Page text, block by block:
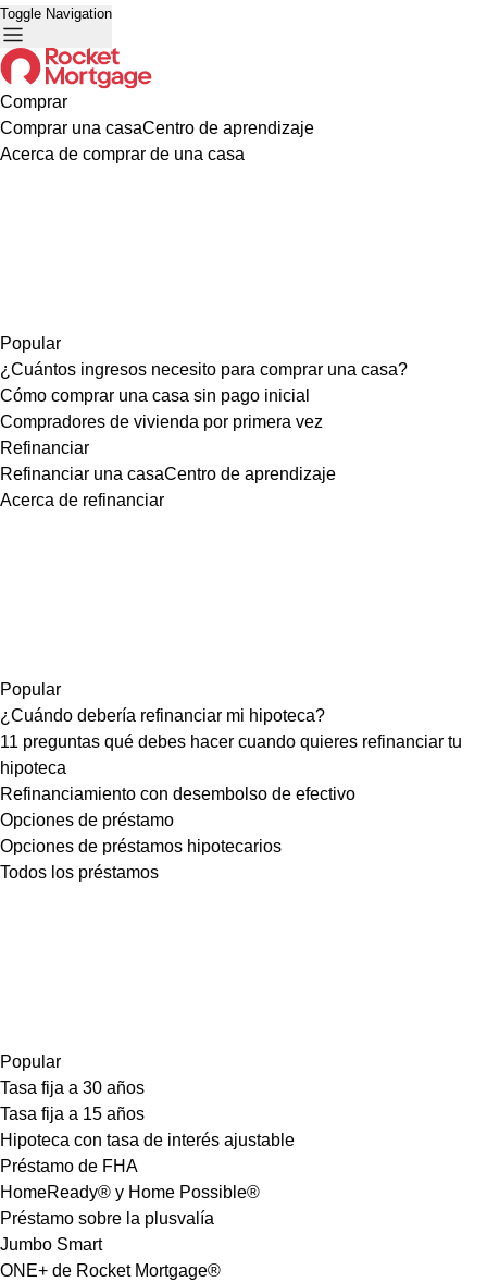
Toggle Navigation
Comprar
Comprar una casaCentro de aprendizaje
Acerca de comprar de una casa
Popular
¿Cuántos ingresos necesito para comprar una casa?
Cómo comprar una casa sin pago inicial
Compradores de vivienda por primera vez
Refinanciar
Refinanciar una casaCentro de aprendizaje
Acerca de refinanciar
Popular
¿Cuándo debería refinanciar mi hipoteca?
11 preguntas qué debes hacer cuando quieres refinanciar tu
hipoteca
Refinanciamiento con desembolso de efectivo
Opciones de préstamo
Opciones de préstamos hipotecarios
Todos los préstamos
Popular
Tasa fija a 30 años
Tasa fija a 15 años
Hipoteca con tasa de interés ajustable
Préstamo de FHA
HomeReady® y Home Possible®
Préstamo sobre la plusvalía
Jumbo Smart
ONE+ de Rocket Mortgage®